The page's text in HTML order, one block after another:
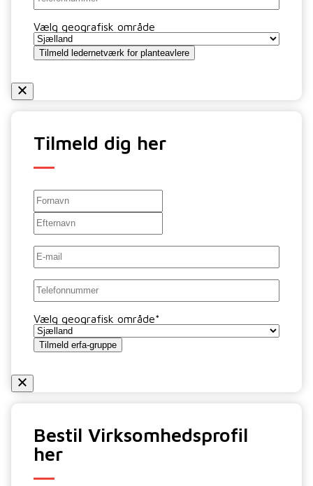
Vælg geografisk område
Tilmeld ledernetværk for planteavlere
Tilmeld dig her
Navn*
Efternavn
E-
mail*
Telefon*
Vælg geografisk område*
Tilmeld erfa-gruppe
Bestil Virksomhedsprofil
her